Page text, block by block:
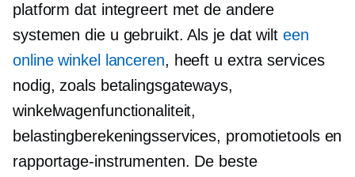
platform dat integreert met de andere
systemen die u gebruikt. Als je dat wilt een
online winkel lanceren, heeft u extra services
nodig, zoals betalingsgateways,
winkelwagenfunctionaliteit,
belastingberekeningsservices, promotietools en
rapportage-instrumenten. De beste